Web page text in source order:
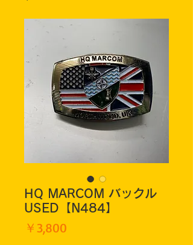
HQ MARCOM バックル
USED【N484】
￥3,800